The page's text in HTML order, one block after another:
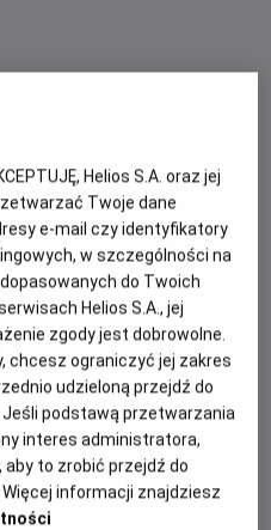
wakacji, zaraz po
Nocne Maratony Filmowe
Ten przygotowany z
idealny sposób na
Na początek
tego wieczoru, “RYTUAŁ
w obezwładniającym
filmu„LALKA”. Dalej
premierą tej nocy
i na koniec
Meta:
Helios S.A. oraz jej
Twoje dane
e-mail czy identyfikatory
w szczególności na
do Twoich
Helios S.A., jej
zgody jest dobrowolne.
chcesz ograniczyć jej zakres
udzieloną przejdź do
Jeśli podstawą przetwarzania
interes administratora,
to zrobić przejdź do
informacji znajdziesz